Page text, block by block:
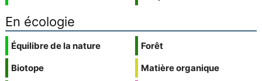
En écologie
Équilibre de la nature
Biotope
Forêt
Matière organique